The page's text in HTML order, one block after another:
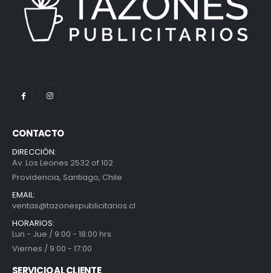
CONTACTO
DIRECCIÓN:
Av. Los Leones 2532 of 102
Providencia, Santiago, Chile
EMAIL:
ventas@tazonespublicitarios.cl
HORARIOS:
Lun - Jue / 9:00 - 18:00 hrs.
Viernes / 9:00 - 17:00